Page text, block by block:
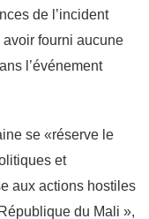
de l’incident
fourni aucune
l’événement
se «réserve le
et
aux actions hostiles
du Mali »,